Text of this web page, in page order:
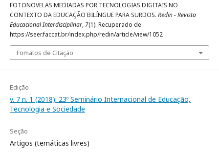
FOTONOVELAS MEDIADAS POR TECNOLOGIAS DIGITAIS NO
CONTEXTO DA EDUCAÇÃO BILÍNGUE PARA SURDOS. Redin - Revista
Educacional Interdisciplinar, 7(1). Recuperado de
https://seer.faccat.br/index.php/redin/article/view/1052
Fomatos de Citação
Edição
v. 7 n. 1 (2018): 23º Seminário Internacional de Educação,
Tecnologia e Sociedade
Seção
Artigos (temáticas livres)